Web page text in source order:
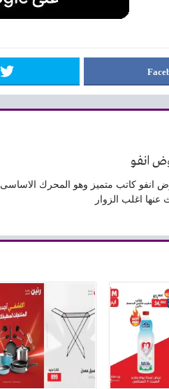
انفو
انفو كاتب متميز وهو المحرك
عنها اغلب الزوار